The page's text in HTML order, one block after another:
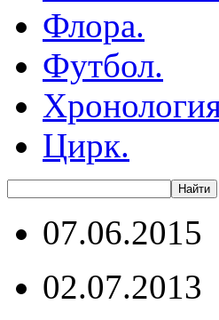
Флора.
Футбол.
Цирк.
07.06.2015
02.07.2013